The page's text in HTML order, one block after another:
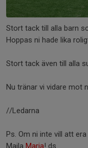
Stort tack till alla barn
Hoppas ni hade lika
Stort tack även till alla
Nu tränar vi vidare mot
//Ledarna
Ps. Om ni inte vill att
Maila Maria! ds